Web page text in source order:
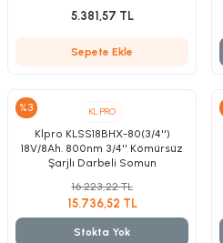
ve Bisiklet
5.381,57 TL
Sepete Ekle
%3 KL PRO
Klpro KLSS18BHX-80(3/4'')
18V/8Ah. 800nm 3/4'' Kömürsüz
Şarjlı Darbeli Somun
16.223,22 TL
15.736,52 TL
Stokta Yok